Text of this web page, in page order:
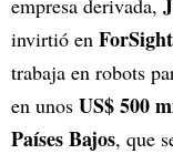
empresa derivada,
invirtió en
trabaja en robots
en unos US$ 500
Países Bajos, que